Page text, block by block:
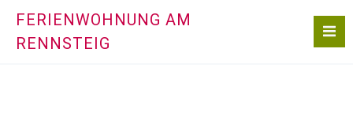
Inhalt
FERIENWOHNUNG AM
RENNSTEIG